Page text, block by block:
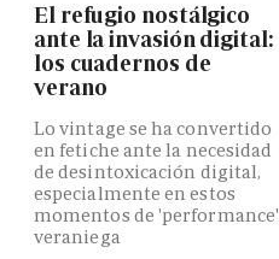
El refugio nostálgico
ante la invasión digital:
los cuadernos de
verano
Lo vintage se ha convertido
en fetiche ante la necesidad
de desintoxicación digital,
especialmente en estos
momentos de 'performance'
veraniega